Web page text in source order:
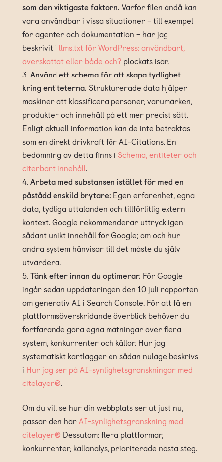
som den viktigaste faktorn. Varför filen ändå kan
vara användbar i vissa situationer – till exempel
för agenter och dokumentation – har jag
beskrivit i llms.txt för WordPress: användbart,
överskattat eller både och?plockats isär.
Använd ett schema för att skapa tydlighet
kring entiteterna. Strukturerade data hjälper
maskiner att klassificera personer, varumärken,
produkter och innehåll på ett mer precist sätt.
Enligt aktuell information kan de inte betraktas
som en direkt drivkraft för AI-Citations. En
bedömning av detta finns i Schema, entiteter och
citerbart innehåll.
Arbeta med substansen istället för med en
påstådd enskild brytare: Egen erfarenhet, egna
data, tydliga uttalanden och tillförlitlig extern
kontext. Google rekommenderar uttryckligen
sådant unikt innehåll för Google; om och hur
andra system hänvisar till det måste du själv
utvärdera.
Tänk efter innan du optimerar. För Google
ingår sedan uppdateringen den 10 juli rapporten
om generativ AI i Search Console. För att få en
plattformsöverskridande överblick behöver du
fortfarande göra egna mätningar över flera
system, konkurrenter och källor. Hur jag
systematiskt kartlägger en sådan nuläge beskrivs
i Hur jag ser på AI-synlighetsgranskningar med
citelayer®.
Om du vill se hur din webbplats ser ut just nu,
passar den härAI-synlighetsgranskning med
citelayer® Dessutom: flera plattformar,
konkurrenter, källanalys, prioriterade nästa steg.